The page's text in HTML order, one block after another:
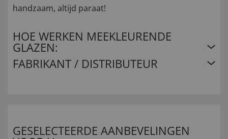
handzaam, altijd paraat!
HOE WERKEN MEEKLEURENDE
GLAZEN:
FABRIKANT / DISTRIBUTEUR
GESELECTEERDE AANBEVELINGEN